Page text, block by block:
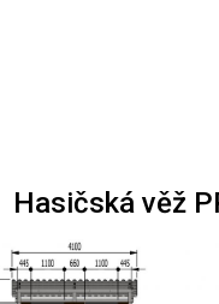
Hasičská věž